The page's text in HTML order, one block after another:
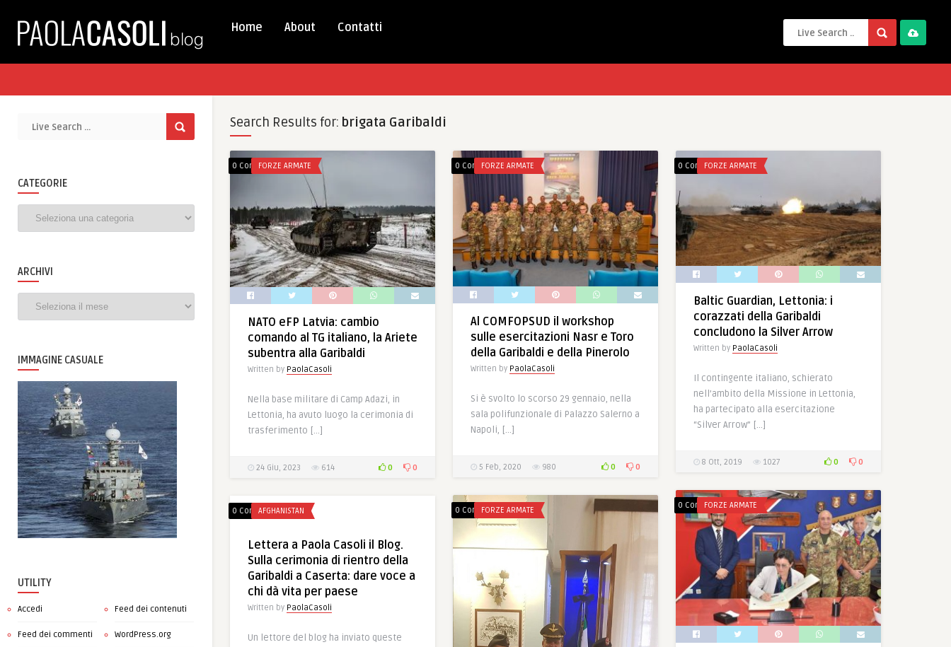
Home About Contatti
CATEGORIE
ARCHIVI
IMMAGINE CASUALE
UTILITY
Accedi Feed dei contenuti
Feed dei commenti WordPress.org
Search Results for: brigata Garibaldi
0 CommentsFORZE ARMATE
NATO eFP Latvia: cambio
comando al TG italiano, la Ariete
subentra alla Garibaldi
Written by PaolaCasoli
Nella base militare di Camp Adazi, in
Lettonia, ha avuto luogo la cerimonia di
trasferimento […]
24 Giu, 2023 614 0 0
0 CommentsFORZE ARMATE
Al COMFOPSUD il workshop
sulle esercitazioni Nasr e Toro
della Garibaldi e della Pinerolo
Written by PaolaCasoli
Si è svolto lo scorso 29 gennaio, nella
sala polifunzionale di Palazzo Salerno a
Napoli, […]
5 Feb, 2020 980 0 0
0 CommentsFORZE ARMATE
Baltic Guardian, Lettonia: i
corazzati della Garibaldi
concludono la Silver Arrow
Written by PaolaCasoli
Il contingente italiano, schierato
nell’ambito della Missione in Lettonia,
ha partecipato alla esercitazione
“Silver Arrow” […]
8 Ott, 2019 1027 0 0
0 CommentsFORZE ARMATE
0 CommentsFORZE ARMATE
0 CommentsAFGHANISTAN
Lettera a Paola Casoli il Blog.
Sulla cerimonia di rientro della
Garibaldi a Caserta: dare voce a
chi dà vita per paese
Written by PaolaCasoli
Un lettore del blog ha inviato queste